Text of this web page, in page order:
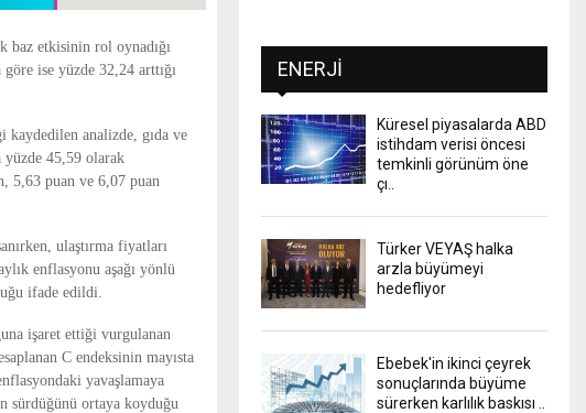
baz etkisinin rol oynadığı
ise yüzde 32,24 arttığı
kaydedilen analizde, gıda ve
yüzde 45,59 olarak
5,63 puan ve 6,07 puan
ulaştırma fiyatları
enflasyonu aşağı yönlü
ifade edildi.
işaret ettiği vurgulanan
C endeksinin mayısta
yavaşlamaya
sürdüğünü ortaya koyduğu
ENERJI
Küresel piyasalarda ABD
istihdam verisi öncesi
temkinli görünüm öne
çı..
Türker VEYAŞ halka
arzla büyümeyi
hedefliyor
Ebebek'in ikinci çeyrek
sonuçlarında büyüme
sürerken karlılık baskısı ..